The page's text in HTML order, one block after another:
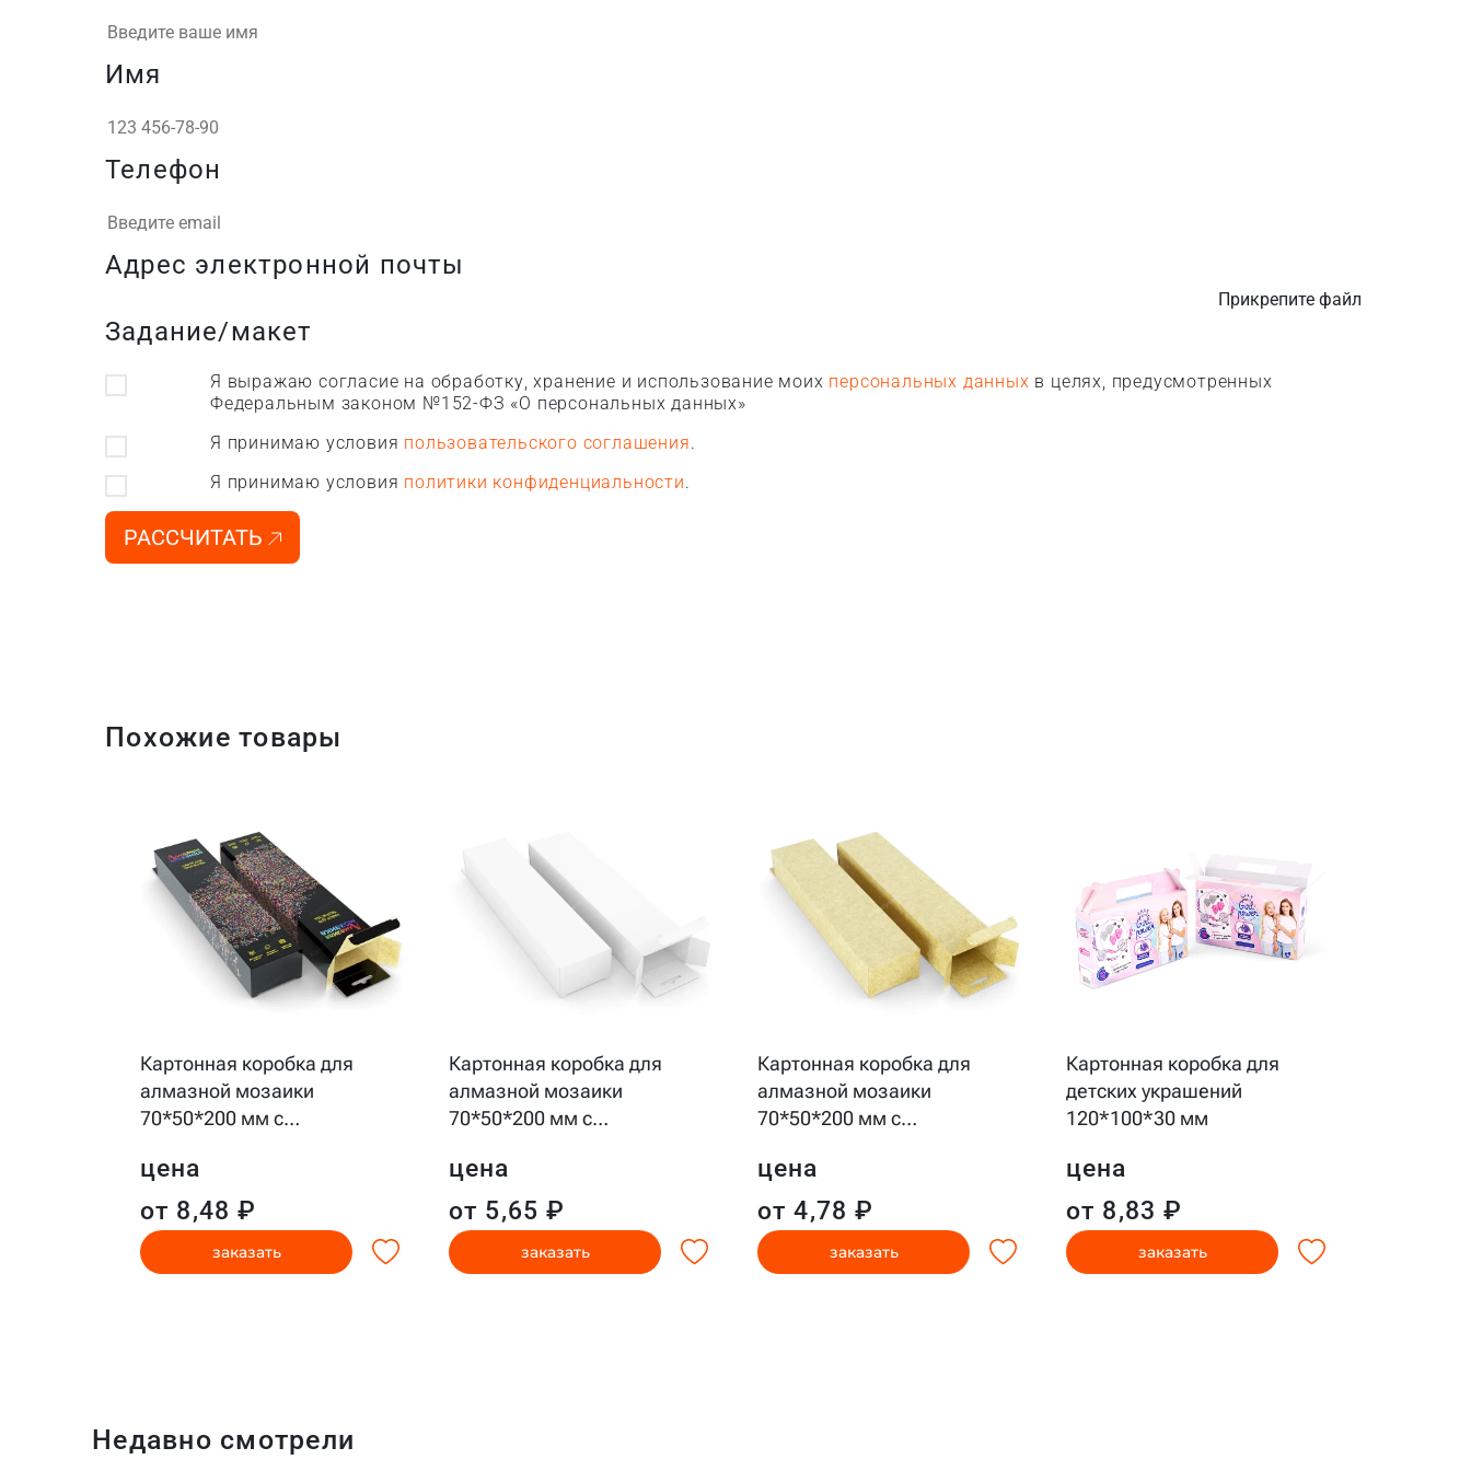
Имя
Телефон
Адрес электронной почты
Задание/макет
Прикрепите файл
Я выражаю согласие на обработку, хранение и использование моих персональных данных в целях, предусмотренных
Федеральным законом №152-ФЗ «О персональных данных»
Я принимаю условия пользовательского соглашения.
Я принимаю условия политики конфиденциальности.
РАССЧИТАТЬ
Похожие товары
Картонная коробка для
алмазной мозаики
70*50*200 мм с…
цена
от 8,48 ₽
заказать
Картонная коробка для
алмазной мозаики
70*50*200 мм с…
цена
от 5,65 ₽
заказать
Картонная коробка для
алмазной мозаики
70*50*200 мм с…
цена
от 4,78 ₽
заказать
Картонная коробка для
детских украшений
120*100*30 мм
цена
от 8,83 ₽
заказать
Недавно смотрели